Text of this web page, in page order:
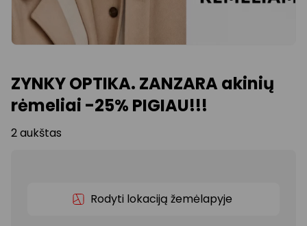
ZYNKY OPTIKA. ZANZARA akinių
rėmeliai -25% PIGIAU!!!
2 aukštas
Rodyti lokaciją žemėlapyje